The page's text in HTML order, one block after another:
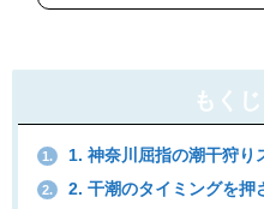
もくじ
1. 1. 神奈川屈指の潮干狩り
2. 2. 干潮のタイミングを押